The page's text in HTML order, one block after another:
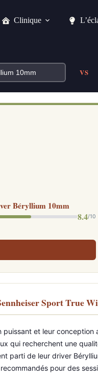
Clinique
VS
Béryllium 10mm
8.4/10
Sport True
puissant et leur
recherchent une
parti de leur driver
pour des